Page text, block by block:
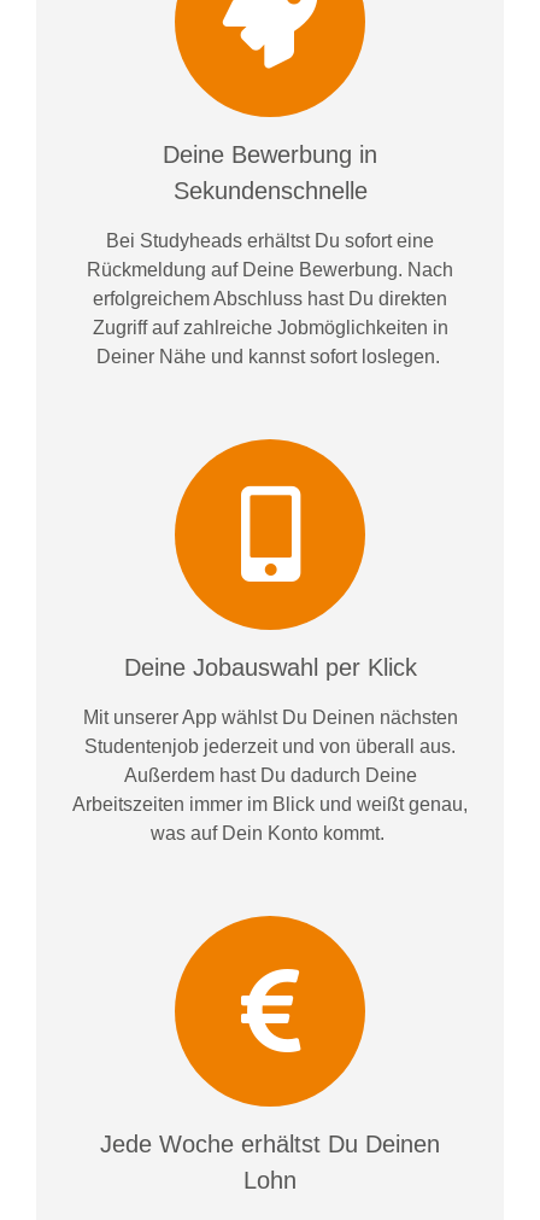
Deine Bewerbung in
Sekundenschnelle
Bei Studyheads erhältst Du sofort eine
Rückmeldung auf Deine Bewerbung. Nach
erfolgreichem Abschluss hast Du direkten
Zugriff auf zahlreiche Jobmöglichkeiten in
Deiner Nähe und kannst sofort loslegen.
Deine Jobauswahl per Klick
Mit unserer App wählst Du Deinen nächsten
Studentenjob jederzeit und von überall aus.
Außerdem hast Du dadurch Deine
Arbeitszeiten immer im Blick und weißtgenau,
was auf Dein Konto kommt.
Jede Woche erhältst Du Deinen
Lohn